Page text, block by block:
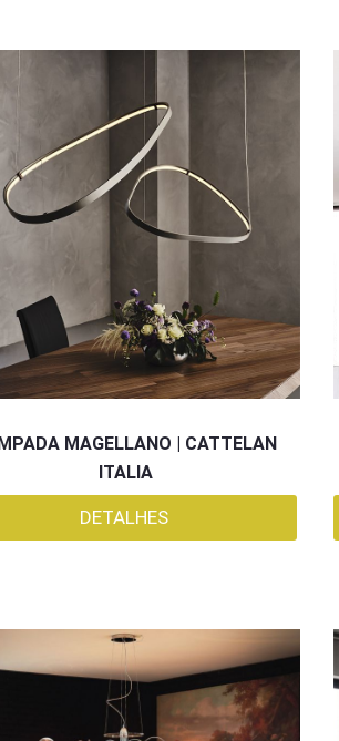
MAGELLANO | CATTELAN
ITALIA
DETALHES